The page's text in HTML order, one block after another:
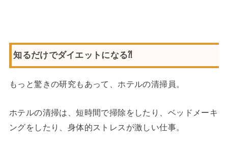
知るだけでダイエットになる⁈
もっと驚きの研究もあって、ホテルの清掃員。
ホテルの清掃は、短時間で掃除をしたり、ベッドメーキ
ングをしたり、身体的ストレスが激しい仕事。